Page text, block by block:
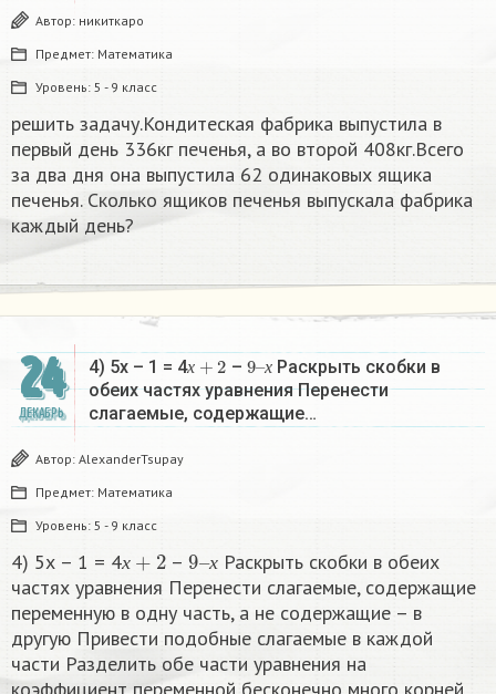
Автор: никиткаро
Предмет: Математика
Уровень: 5 - 9 класс
решить задачу.Кондитеская фабрика выпустила в
первый день 336кг печенья, а во второй 408кг.Всего
за два дня она выпустила 62 одинаковых ящика
печенья. Сколько ящиков печенья выпускала фабрика
каждый день?
24
ДЕКАБРЬ
4) 5х – 1 = 4х
х+2 – х
9–
х
Раскрыть скобки в
обеих частях уравнения Перенести
слагаемые, содержащие…
Автор: AlexanderTsupay
Предмет: Математика
Уровень: 5 - 9 класс
4) 5х – 1 = 4х – х
9
х
Раскрыть скобки в обеих
частях уравнения Перенести слагаемые, содержащие
переменную в одну часть, а не содержащие – в
другую Привести подобные слагаемые в каждой
части Разделить обе части уравнения на